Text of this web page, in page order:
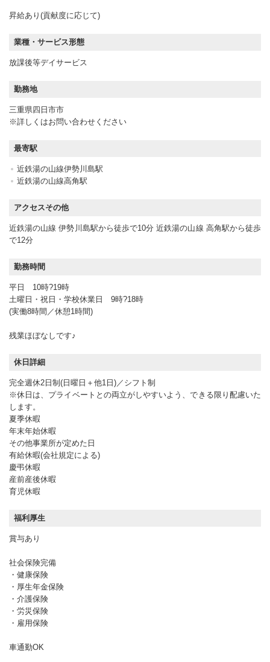
昇給あり(貢献度に応じて)
業種・サービス形態
放課後等デイサービス
勤務地
三重県四日市市
※詳しくはお問い合わせください
最寄駅
近鉄湯の山線伊勢川島駅
近鉄湯の山線高角駅
アクセスその他
近鉄湯の山線 伊勢川島駅から徒歩で10分 近鉄湯の山線 高角駅から徒歩
で12分
勤務時間
平日 10時?19時
土曜日・祝日・学校休業日 9時?18時
(実働8時間／休憩1時間)
残業ほぼなしです♪
休日詳細
完全週休2日制(日曜日＋他1日)／シフト制
※休日は、プライベートとの両立がしやすいよう、できる限り配慮いた
します。
夏季休暇
年末年始休暇
その他事業所が定めた日
有給休暇(会社規定による)
慶弔休暇
産前産後休暇
育児休暇
福利厚生
賞与あり
社会保険完備
・健康保険
・厚生年金保険
・介護保険
・労災保険
・雇用保険
車通勤OK